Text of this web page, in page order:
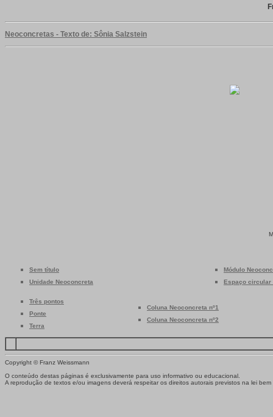
Neoconcretas - Texto de: Sônia Salzstein
Sem título
Unidade Neoconcreta
Módulo
Espaço circular
Três pontos
Ponte
Terra
Coluna Neoconcreta nº1
Coluna Neoconcreta nº2
Copyright © Franz Weissmann
O conteúdo destas páginas é exclusivamente para uso informativo ou educacional.
A reprodução de textos e/ou imagens deverá respeitar os direitos autorais previstos na lei